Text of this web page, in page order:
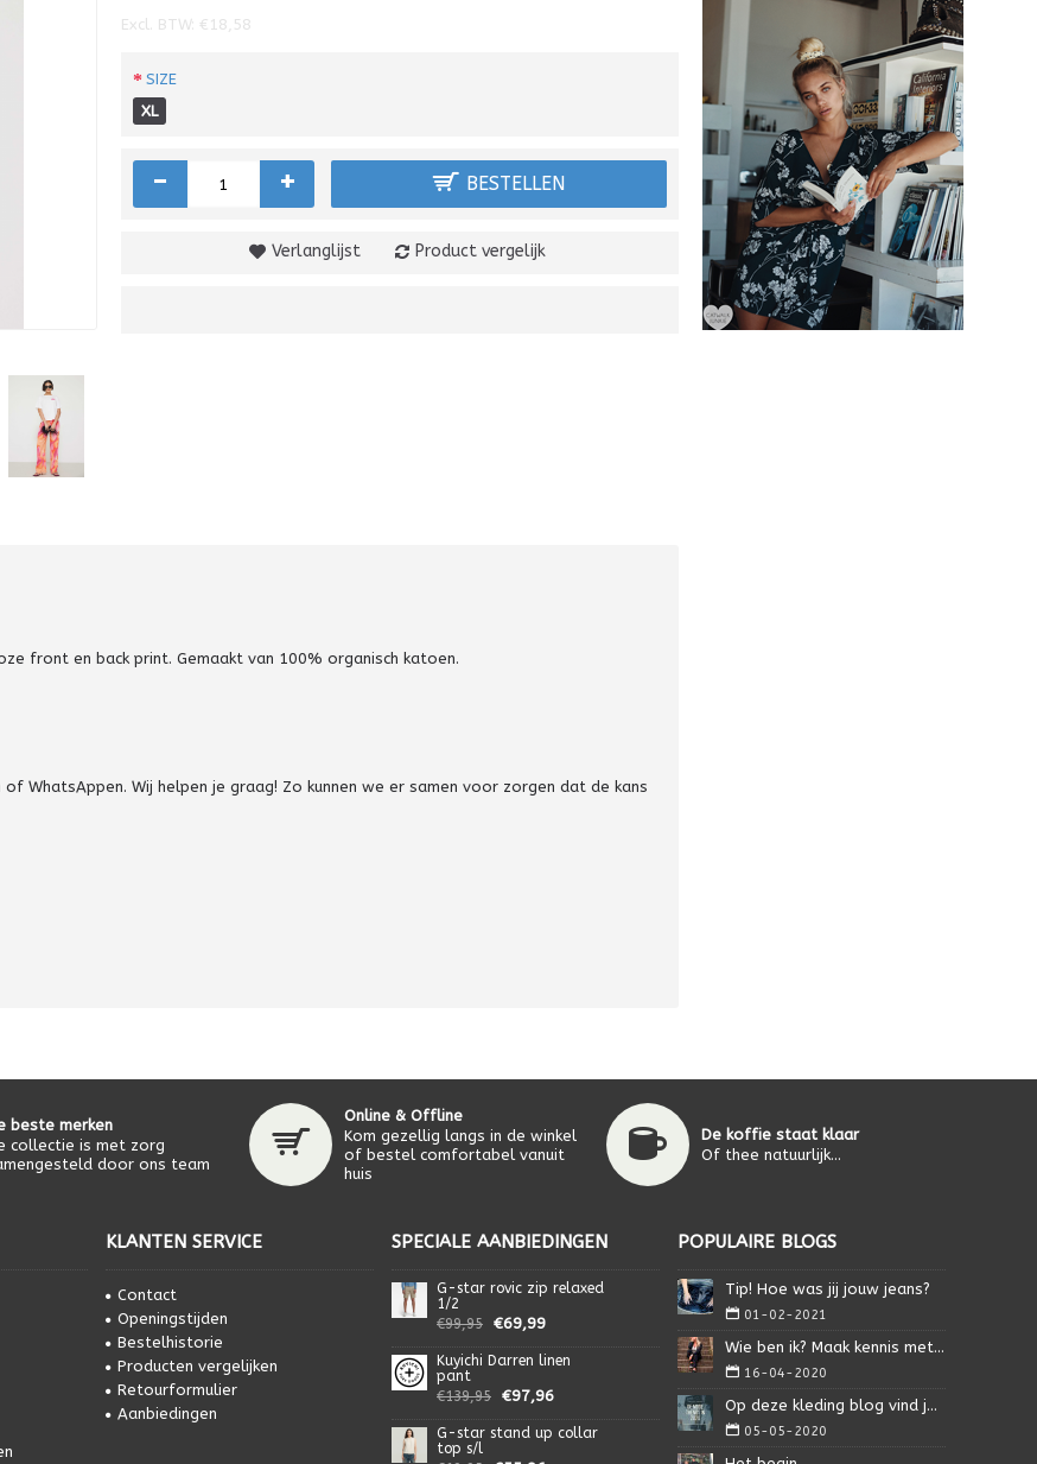
Excl. BTW: €18,58
SIZE
XL
- + BESTELLEN
Verlanglijst Product vergelijk
front en back print. Gemaakt van 100% organisch katoen.
WhatsAppen. Wij helpen je graag! Zo kunnen we er samen voor zorgen dat de kans
beste merken
collectie is met zorg
door ons team
Online & Offline
Kom gezellig langs in de winkel
of bestel comfortabel vanuit
huis
De koffie staat klaar
Of thee natuurlijk...
KLANTEN SERVICE
Contact
Openingstijden
Bestelhistorie
Producten vergelijken
Retourformulier
Aanbiedingen
SPECIALE AANBIEDINGEN
G-star rovic zip relaxed
1/2
€99,95
€69,99
Kuyichi Darren linen
pant
€139,95
€97,96
G-star stand up collar
top s/l
POPULAIRE BLOGS
Tip! Hoe was jij jouw jeans?
01-02-2021
Wie ben ik? Maak kennis met Isa.
16-04-2020
Op deze kleding blog vind je alles wat je nodig heb
05-05-2020